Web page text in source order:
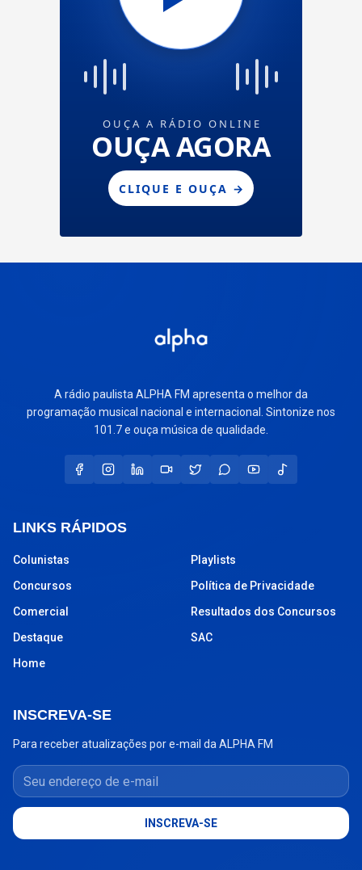
A rádio paulista ALPHA FM apresenta o melhor da
programação musical nacional e internacional. Sintonize nos
101.7 e ouça música de qualidade.
LINKS RÁPIDOS
Colunistas
Concursos
Comercial
Destaque
Home
Playlists
Política de Privacidade
Resultados dos Concursos
SAC
INSCREVA-SE
Para receber atualizações por e-mail da ALPHA FM
Seu endereço de e-mail
INSCREVA-SE